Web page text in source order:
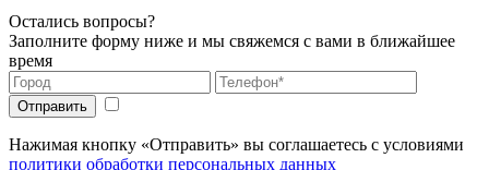
Остались вопросы?
Заполните форму ниже и мы свяжемся с вами в ближайшее
время
Нажимая кнопку «Отправить» вы соглашаетесь с условиями
политики обработки персональных данных